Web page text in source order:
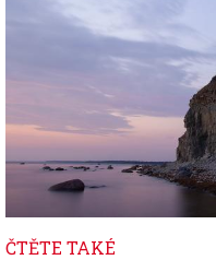
ČTĚTE TAKÉ